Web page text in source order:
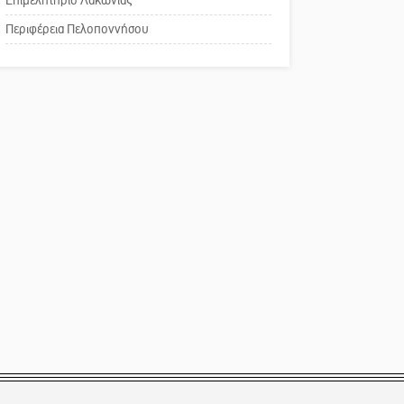
Το δικό σας σχόλιο:
Παράδειγμα κοινωνικής
Περιφέρεια Πελοποννήσου